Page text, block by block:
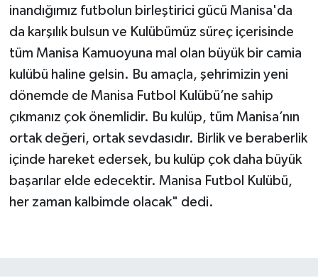
inandığımız futbolun birleştirici gücü Manisa'da
da karşılık bulsun ve Kulübümüz süreç içerisinde
tüm Manisa Kamuoyuna mal olan büyük bir camia
kulübü haline gelsin. Bu amaçla, şehrimizin yeni
dönemde de Manisa Futbol Kulübü’ne sahip
çıkmanız çok önemlidir. Bu kulüp, tüm Manisa’nın
ortak değeri, ortak sevdasıdır. Birlik ve beraberlik
içinde hareket edersek, bu kulüp çok daha büyük
başarılar elde edecektir. Manisa Futbol Kulübü,
her zaman kalbimde olacak" dedi.